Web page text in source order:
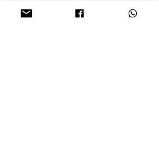
Oro Laminado Cali - Colombia.